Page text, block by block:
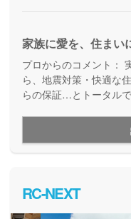
家族に愛を、住まい
プロからのコメント：
ら、地震対策・快適な
らの保証…とトータル
用できる間取り提案も
住まいをお求めの方、
い方にもお勧めしてい
RC-NEXT